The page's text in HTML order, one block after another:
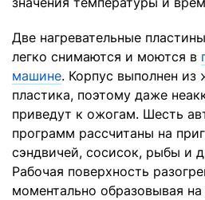
Две нагревательные
легко снимаются и моются в
машине. Корпус выполнен из
пластика, поэтому даже
приведут к ожогам. Шесть
программ рассчитаны на
сэндвичей, сосисок, рыбы и
Рабочая поверхность
моментально образовывая